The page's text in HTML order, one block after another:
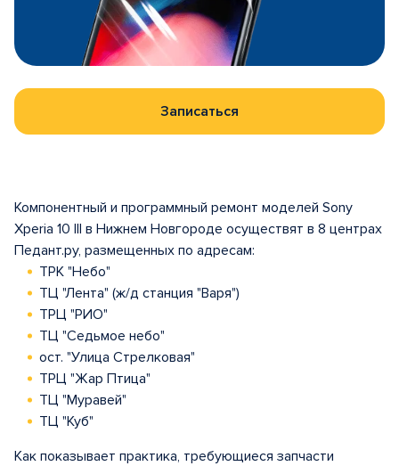
Записаться
Компонентный и программный ремонт моделей Sony
Xperia 10 III в Нижнем Новгороде осуществят в 8 центрах
Педант.ру, размещенных по адресам:
ТРК "Небо"
ТЦ "Лента" (ж/д станция "Варя")
ТРЦ "РИО"
ТЦ "Седьмое небо"
ост. "Улица Стрелковая"
ТРЦ "Жар Птица"
ТЦ "Муравей"
ТЦ "Куб"
Как показывает практика, требующиеся запчасти